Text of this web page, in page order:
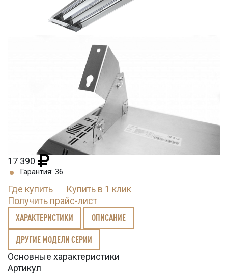
17 390
Гарантия: 36
Где купить
Купить в 1 клик
Получить прайс-лист
ХАРАКТЕРИСТИКИ ОПИСАНИЕ
ДРУГИЕ МОДЕЛИ СЕРИИ
Основные характеристики
Артикул